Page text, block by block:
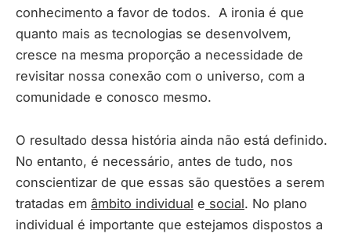
conhecimento a favor de todos. A ironia é que
quanto mais as tecnologias se desenvolvem,
cresce na mesma proporção a necessidade de
revisitar nossa conexão com o universo, com a
comunidade e conosco mesmo.
O resultado dessa história ainda não está definido.
No entanto, é necessário, antes de tudo, nos
conscientizar de que essas são questões a serem
tratadas em âmbito individual e social. No plano
individual é importante que estejamos dispostos a